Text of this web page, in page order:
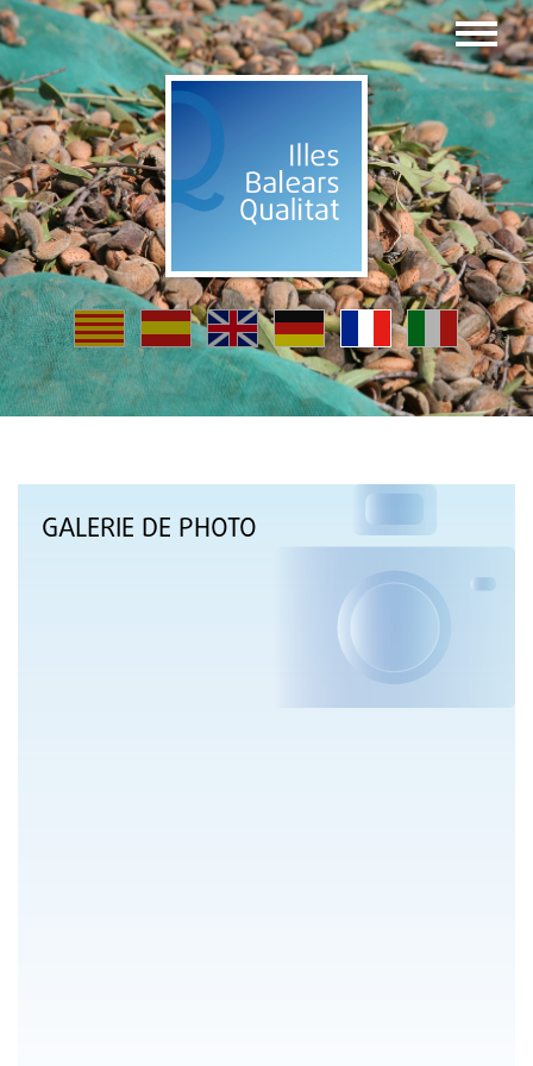
GALERIE DE PHOTO